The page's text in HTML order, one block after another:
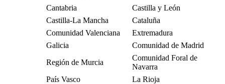
Cantabria
Castilla y León
Castilla-La Mancha
Cataluña
Comunidad Valenciana
Extremadura
Galicia
Comunidad de Madrid
Región de Murcia
Comunidad Foral de
Navarra
País Vasco
La Rioja